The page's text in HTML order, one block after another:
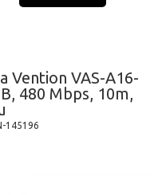
Vention VAS-A16-
480 Mbps, 10m,
145196